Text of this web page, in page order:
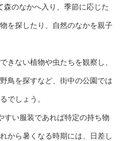
森のなかへ入り、季節に応じた
を探したり、自然のなかを親子
きない植物や虫たちを観察し、
鳥を探すなど、街中の公園では
でしょう。
すい服装であれば特定の持ち物
から暑くなる時期には、日差し